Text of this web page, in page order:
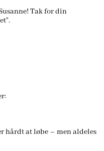
Tak for din
hårdt at løbe – men aldeles